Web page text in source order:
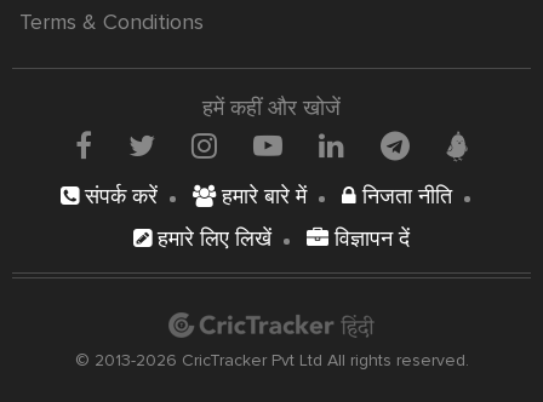
Terms & Conditions
हमें कहीं और खोजें
संपर्क करें हमारे बारे में
निजता नीति
हमारे लिए लिखें
विज्ञापन दें
© 2013-2026 CricTracker Pvt Ltd All rights reserved.